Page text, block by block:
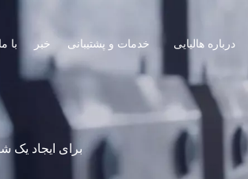
درباره هالیایی خدمات و پشتیبانی خبر با
برای ایجاد یک